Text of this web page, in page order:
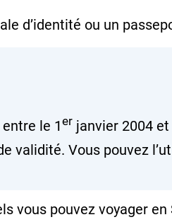
d’identité ou un
le 1er janvier 2004
validité. Vous pouvez
vous pouvez voyager en